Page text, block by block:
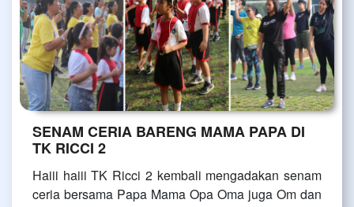
SENAM CERIA BARENG MAMA PAPA DI
TK RICCI 2
Haiii haiii TK Ricci 2 kembali mengadakan senam
ceria bersama Papa Mama Opa Oma juga Om dan